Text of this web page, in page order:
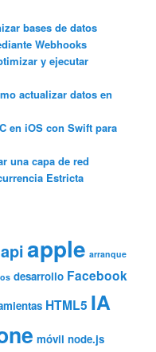
bases de datos
Webhooks
y ejecutar
actualizar datos en
en iOS con Swift para
una capa de red
Estricta
apiapple arranque
desarrollo Facebook
HTML5 IA
móvil node.js